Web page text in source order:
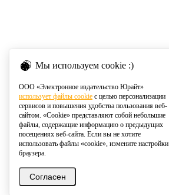
Мы используем cookie :)
ООО «Электронное издательство Юрайт»
использует файлы cookie с целью персонализации
сервисов и повышения удобства пользования веб-
сайтом. «Cookie» представляют собой небольшие
файлы, содержащие информацию о предыдущих
посещениях веб-сайта. Если вы не хотите
использовать файлы «cookie», измените настройки
браузера.
Согласен